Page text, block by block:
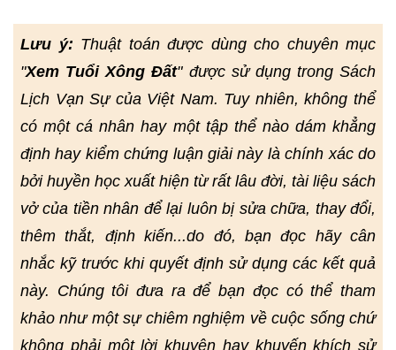
Lưu ý: Thuật toán được dùng cho chuyên mục
"Xem Tuổi Xông Đất" được sử dụng trong Sách
Lịch Vạn Sự của Việt Nam. Tuy nhiên, không thể
có một cá nhân hay một tập thể nào dám khẳng
định hay kiểm chứng luận giải này là chính xác do
bởi huyền học xuất hiện từ rất lâu đời, tài liệu sách
vở của tiền nhân để lại luôn bị sửa chữa, thay đổi,
thêm thắt, định kiến...do đó, bạn đọc hãy cân
nhắc kỹ trước khi quyết định sử dụng các kết quả
này. Chúng tôi đưa ra để bạn đọc có thể tham
khảo như một sự chiêm nghiệm về cuộc sống chứ
không phải một lời khuyên hay khuyến khích sử